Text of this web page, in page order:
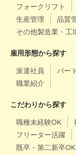
フォークリフト
生産管理
品質
その他製造業・工
雇用形態から探す
派遣社員 パー
職業紹介
こだわりから探す
職種未経験OK
フリーター活躍
既卒・第二新卒OK